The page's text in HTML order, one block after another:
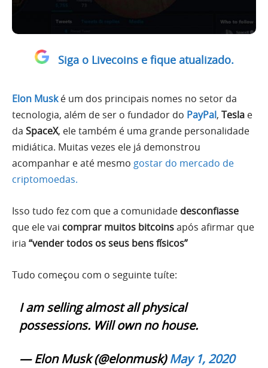
Siga o Livecoins e fique atualizado.
Elon Muské um dos principais nomes no setor da
tecnologia, além de ser o fundador do PayPal, Tesla e
da SpaceX, ele também é uma grande personalidade
midiática. Muitas vezes ele já demonstrou
acompanhar e até mesmo gostar do mercado de
criptomoedas.
Isso tudo fez com que a comunidade desconfiasse
que ele vai comprar muitos bitcoinsapós afirmar que
iria “vender todos os seus bens físicos”
Tudo começou com o seguinte tuíte:
I am selling almost all physical
possessions. Will own no house.
— Elon Musk (@elonmusk)May 1, 2020